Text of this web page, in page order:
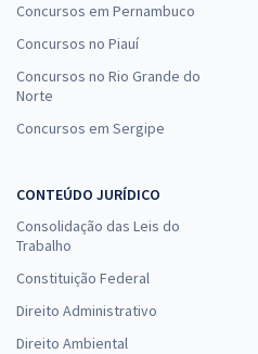
Concursos em Pernambuco
Concursos no Piauí
Concursos no Rio Grande do
Norte
Concursos em Sergipe
CONTEÚDO JURÍDICO
Consolidação das Leis do
Trabalho
Constituição Federal
Direito Administrativo
Direito Ambiental